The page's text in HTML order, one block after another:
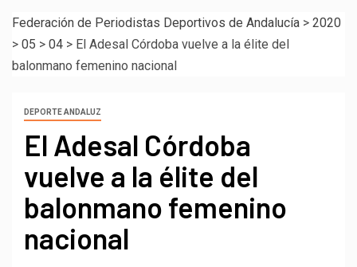
Federación de Periodistas Deportivos de Andalucía > 2020
> 05 > 04 > El Adesal Córdoba vuelve a la élite del
balonmano femenino nacional
DEPORTE ANDALUZ
El Adesal Córdoba
vuelve a la élite del
balonmano femenino
nacional